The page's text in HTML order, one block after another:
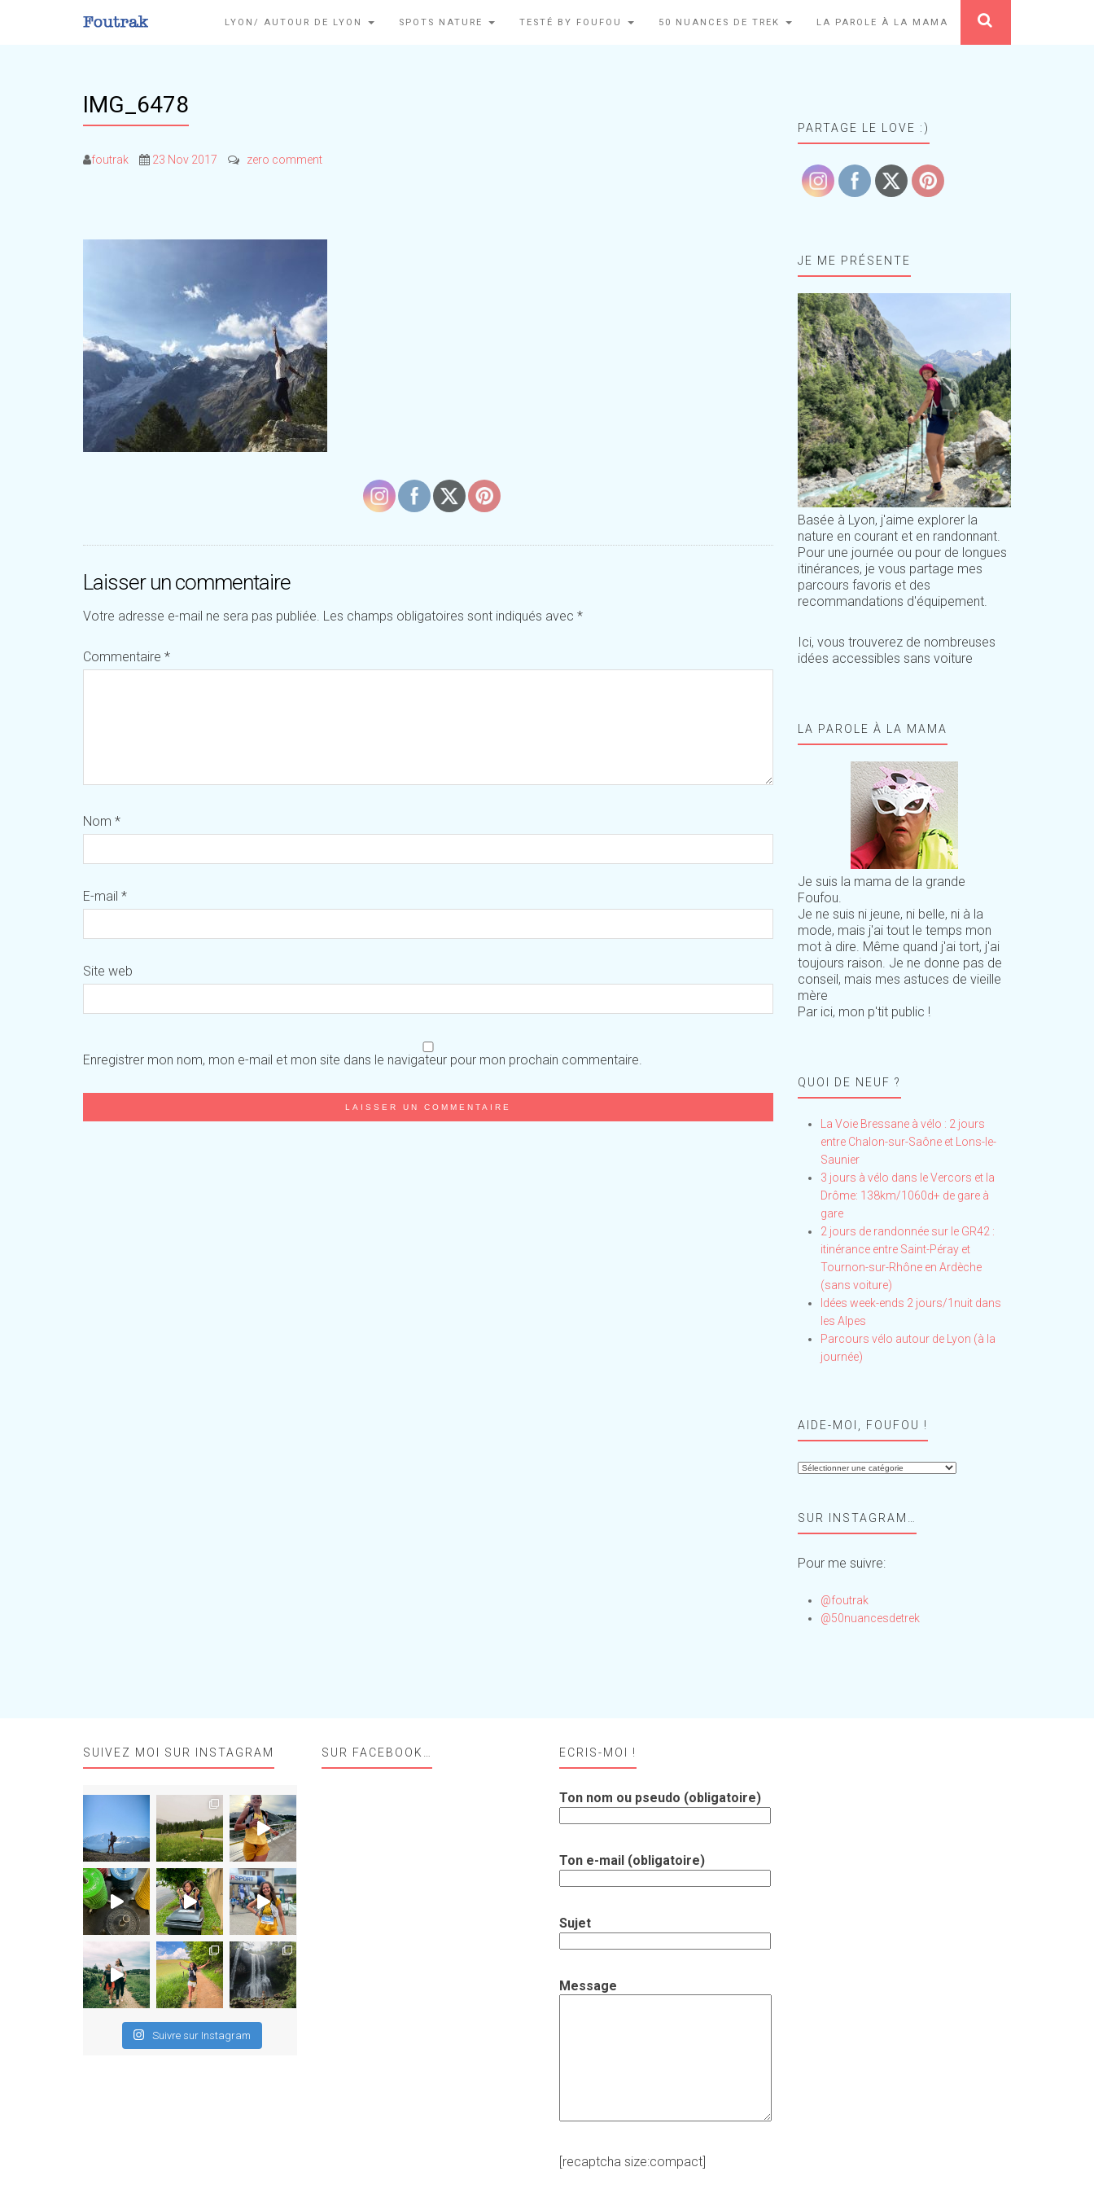
LYON/ AUTOUR DE LYON SPOTS NATURE TESTÉ BY FOUFOU 50 NUANCES DE TREK LA PAROLE À LA MAMA
IMG_6478
foutrak 23 Nov 2017 zero comment
Laisser un commentaire
Votre adresse e-mail ne sera pas publiée. Les champs obligatoires sont indiqués avec *
Commentaire *
Nom *
E-mail *
Site web
Enregistrer mon nom, mon e-mail et mon site dans le navigateur pour mon prochain commentaire.
PARTAGE LE LOVE :)
JE ME PRÉSENTE
Basée à Lyon, j'aime explorer la
nature en courant et en randonnant.
Pour une journée ou pour de longues
itinérances, je vous partage mes
parcours favoris et des
recommandations d'équipement.
Ici, vous trouverez de nombreuses
idées accessibles sans voiture
LA PAROLE À LA MAMA
Je suis la mama de la grande
Foufou.
Je ne suis ni jeune, ni belle, ni à la
mode, mais j'ai tout le temps mon
mot à dire. Même quand j'ai tort, j'ai
toujours raison. Je ne donne pas de
conseil, mais mes astuces de vieille
mère
Par ici, mon p'tit public !
QUOI DE NEUF ?
La Voie Bressane à vélo : 2 jours
entre Chalon-sur-Saône et Lons-le-
Saunier
3 jours à vélo dans le Vercors et la
Drôme: 138km/1060d+ de gare à
gare
2 jours de randonnée sur le GR42 :
itinérance entre Saint-Péray et
Tournon-sur-Rhône en Ardèche
(sans voiture)
Idées week-ends 2 jours/1nuit dans
les Alpes
Parcours vélo autour de Lyon (à la
journée)
AIDE-MOI, FOUFOU !
Aide-
!SUR INSTAGRAM…
Pour me suivre:
@foutrak
@50nuancesdetrek
SUIVEZ MOI SUR INSTAGRAM
Suivre sur Instagram
SUR FACEBOOK… ECRIS-MOI !
Ton nom ou pseudo (obligatoire)
Ton e-mail (obligatoire)
Sujet
Message
[recaptcha size:compact]